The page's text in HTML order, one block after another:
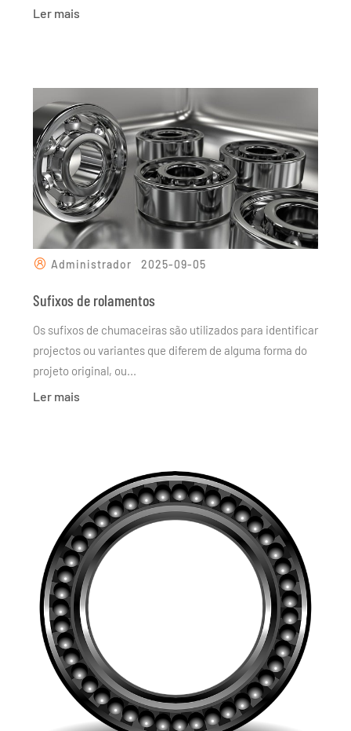
Ler mais
Administrador 2025-09-05
Sufixos de rolamentos
Os sufixos de chumaceiras são utilizados para identificar
projectos ou variantes que diferem de alguma forma do
projeto original, ou...
Ler mais